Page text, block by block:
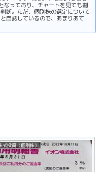
なっており、チャートを見ても割
断。ただ、個別株の選定について
自認しているので、あまりあて
式投資（個別株）